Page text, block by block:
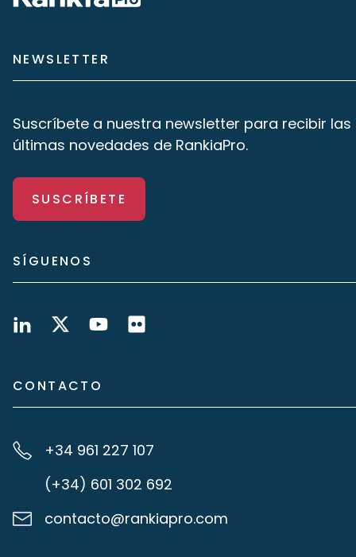
NEWSLETTER
Suscríbete a nuestra newsletter para recibir las
últimas novedades de RankiaPro.
SUSCRÍBETE
SÍGUENOS
CONTACTO
+34 961 227 107
(+34) 601 302 692
contacto@rankiapro.com